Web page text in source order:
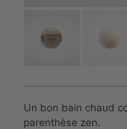
Un bon bain chaud
parenthèse zen.